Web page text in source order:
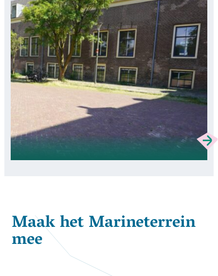
Maak het Marineterrein
mee